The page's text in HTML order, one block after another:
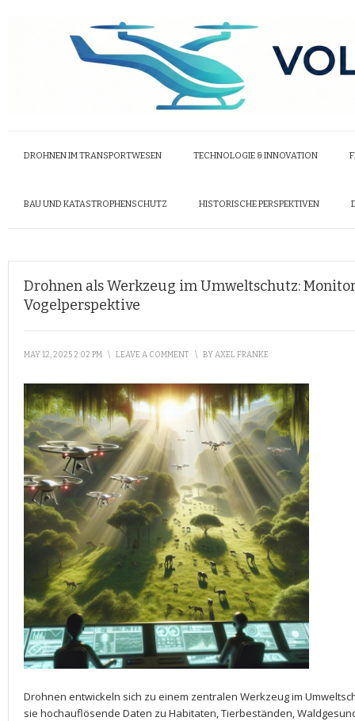
DROHNEN IM TRANSPORTWESEN TECHNOLOGIE & INNOVATION
BAU UND KATASTROPHENSCHUTZ HISTORISCHE PERSPEKTIVEN
Drohnen als Werkzeug im Umweltschutz:
Vogelperspektive
MAY 12, 2025 2:02 PM \ LEAVE A COMMENT \ BYAXEL FRANKE
Drohnen entwickeln sich zu einem zentralen Werkzeug im
sie hochauflösende Daten zu Habitaten, Tierbeständen,